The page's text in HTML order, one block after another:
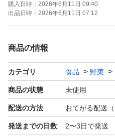
配送時のトラブルに関しての
ておりません。返品やキャ
購入日時： 2026年6月11日 09:40
出品日時： 2026年6月11日 07:12
商品の情報
カテゴリ 食品 野菜
商品の状態 未使用
配送の方法 おてがる配送（
発送までの日数 2〜3日で発送